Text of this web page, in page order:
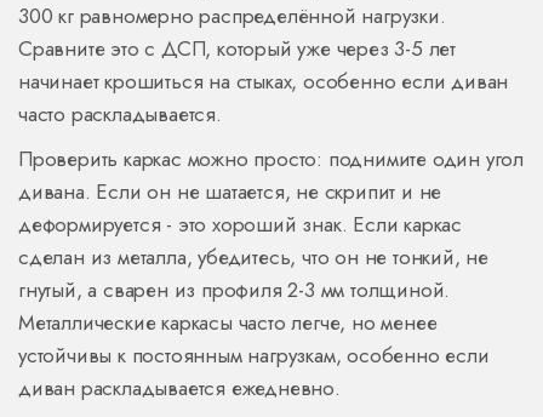
300 кг равномерно распределённой нагрузки.
Сравните это с ДСП, который уже через 3-5 лет
начинает крошиться на стыках, особенно если диван
часто раскладывается.
Проверить каркас можно просто: поднимите один угол
дивана. Если он не шатается, не скрипит и не
деформируется - это хороший знак. Если каркас
сделан из металла, убедитесь, что он не тонкий, не
гнутый, а сварен из профиля 2-3 мм толщиной.
Металлические каркасы часто легче, но менее
устойчивы к постоянным нагрузкам, особенно если
диван раскладывается ежедневно.